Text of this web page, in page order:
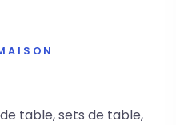
table, sets de table,